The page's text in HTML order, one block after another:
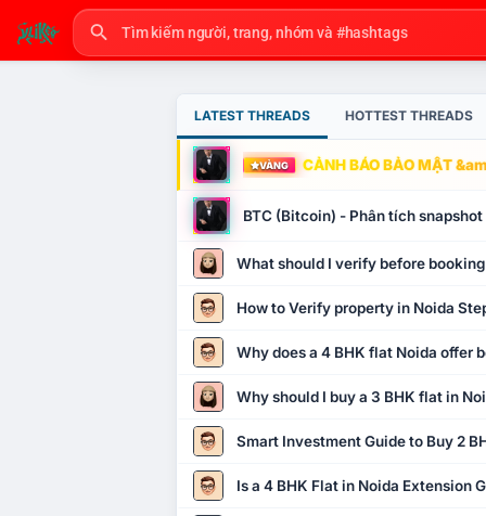
LATEST THREADS HOTTEST THREADS
VÀNG CẢNH BÁO BẢO MẬT
BTC (Bitcoin) - Phân tích
What should I verify before
How to Verify property in Noida
Why does a 4 BHK flat Noida offer
Why should I buy a 3 BHK flat in
Smart Investment Guide to Buy 2
Is a 4 BHK Flat in Noida Extension